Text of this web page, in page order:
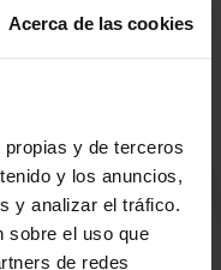
Acerca de las cookies
y de terceros
y los anuncios,
y analizar el tráfico.
sobre el uso que
de redes
del SASKI BASKONIA